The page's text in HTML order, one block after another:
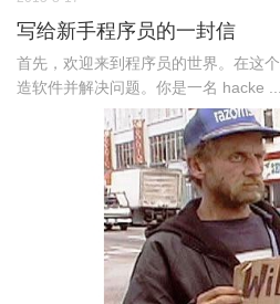
写给新手程序员的一封信
首先，欢迎来到程序员的世界。在这
造软件并解决问题。你是一名 hacke ...